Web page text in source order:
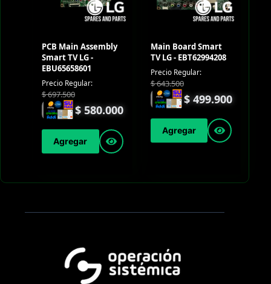
PCB Main Assembly
Smart TV LG -
EBU65658601
Precio Regular:
$697.500
$ 580.000
Agregar
Main Board Smart
TV LG - EBT62994208
Precio Regular:
$643.500
$ 499.900
Agregar